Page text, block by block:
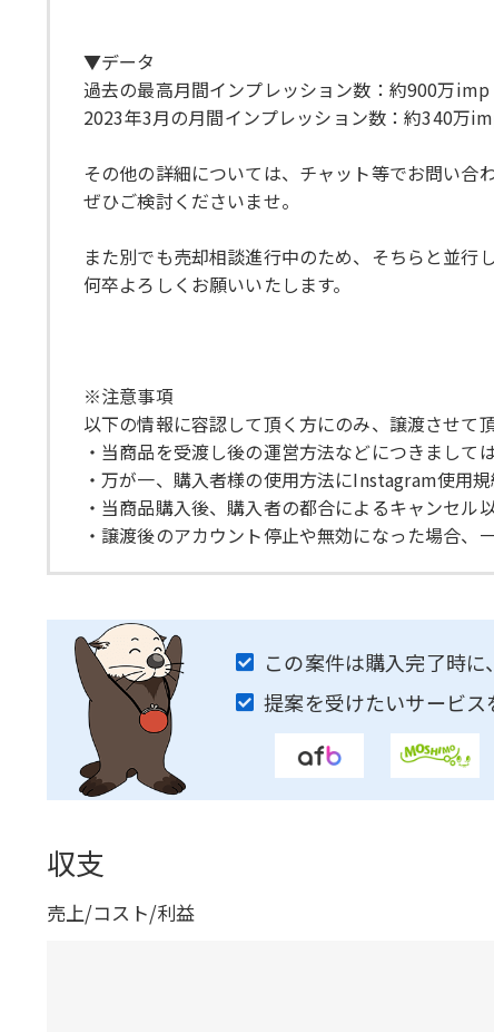
▼データ
過去の最高月間インプレッション数：約900万imp
2023年3月の月間インプレッション数：約340万
その他の詳細については、チャット等でお問い合
ぜひご検討くださいませ。
また別でも売却相談進行中のため、そちらと並行
何卒よろしくお願いいたします。
※注意事項
以下の情報に容認して頂く方にのみ、譲渡させて
・当商品を受渡し後の運営方法などにつきまして
・万が一、購入者様の使用方法にInstagram使用
・当商品購入後、購入者の都合によるキャンセル
・譲渡後のアカウント停止や無効になった場合、
この案件は購入完了時に、
提案を受けたいサービス
収支
売上/コスト/利益